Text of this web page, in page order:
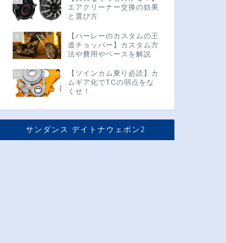
エアクリーナー交換の効果
と選び方
9
【ハーレーのカスタムの王
道チョッパー】カスタム方
法や費用やベースを解説
10
【ツインカム乗り必読】カ
ムギア化でTCの弱点をな
くせ！
サンダンス デイトナウェポン2